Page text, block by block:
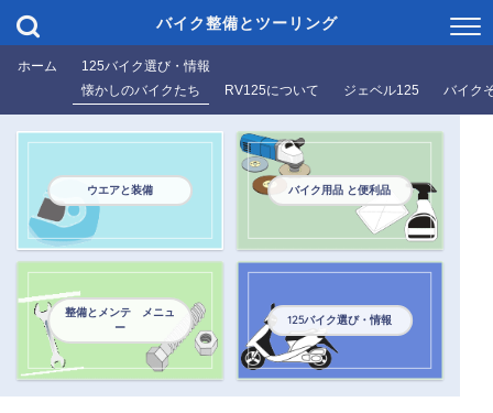
バイク整備とツーリング
ホーム
125バイク選び・情報
懐かしのバイクたち
RV125について ジェベル125 バイク
ウエアと装備 バイク用品 と便利品
整備とメンテ メニュ
ー
125バイク選び・情報